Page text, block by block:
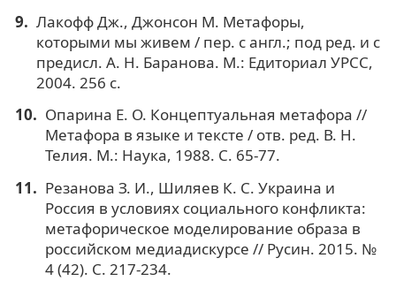
Лакофф Дж., Джонсон М. Метафоры,
которыми мы живем / пер. с англ.; под ред. и с
предисл. А. Н. Баранова. М.: Едиториал УРСС,
2004. 256 с.
Опарина Е. О. Концептуальная метафора //
Метафора в языке и тексте / отв. ред. В. Н.
Телия. М.: Наука, 1988. С. 65-77.
Резанова З. И., Шиляев К. С. Украина и
Россия в условиях социального конфликта:
метафорическое моделирование образа в
российском медиадискурсе // Русин. 2015. №
4 (42). С. 217-234.